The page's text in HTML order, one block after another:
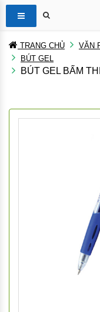
TRANG CHỦ VĂN
BÚT GEL
BÚT GEL BẤM